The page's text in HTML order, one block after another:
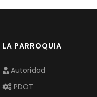
LA PARROQUIA
Autoridad
PDOT